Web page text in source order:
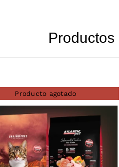
Producto agotado
DETAILS